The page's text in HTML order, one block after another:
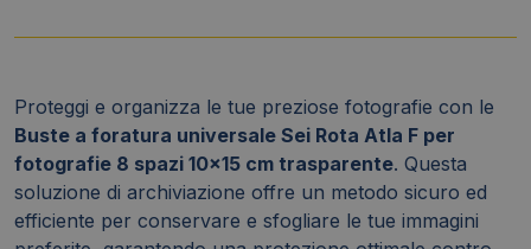
8
(conf.10)
quantità
Proteggi e organizza le tue preziose fotografie con le
Buste a foratura universale Sei Rota Atla F per
fotografie 8 spazi 10x15 cm trasparente. Questa
soluzione di archiviazione offre un metodo sicuro ed
efficiente per conservare e sfogliare le tue immagini